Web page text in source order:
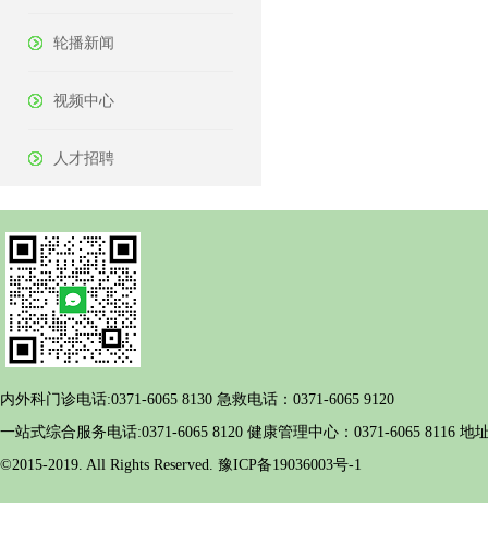
轮播新闻
视频中心
人才招聘
内外科门诊电话:0371-6065 8130 急救电话：0371-6065 9120
一站式综合服务电话:0371-6065 8120 健康管理中心：0371-6065 8116
©2015-2019. All Rights Reserved. 豫ICP备19036003号-1